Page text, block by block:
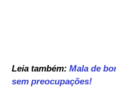
Leia também: Mala de
sem preocupações!